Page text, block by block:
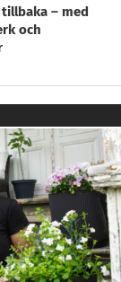
– med
och